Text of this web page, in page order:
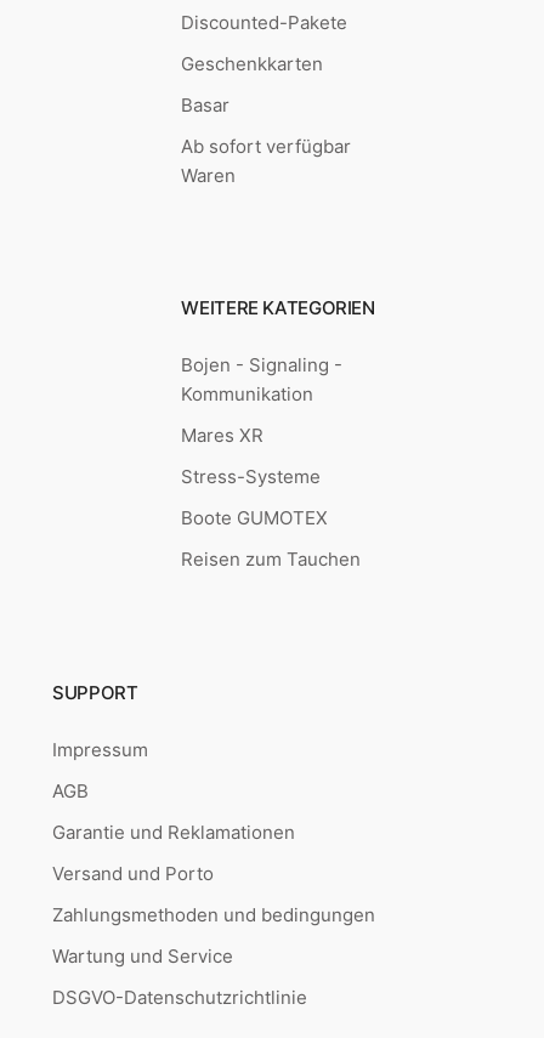
Discounted-Pakete
Geschenkkarten
Basar
Ab sofort verfügbar
Waren
WEITERE KATEGORIEN
Bojen - Signaling -
Kommunikation
Mares XR
Stress-Systeme
Boote GUMOTEX
Reisen zum Tauchen
SUPPORT
Impressum
AGB
Garantie und Reklamationen
Versand und Porto
Zahlungsmethoden und bedingungen
Wartung und Service
DSGVO-Datenschutzrichtlinie